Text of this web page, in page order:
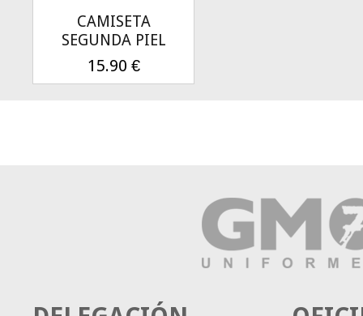
CAMISETA
SEGUNDA PIEL
15.90 €